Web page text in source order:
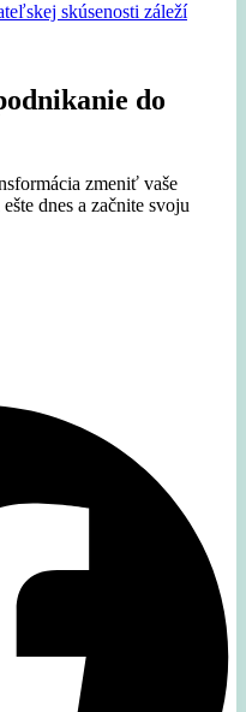
skúsenosti záleží
do
zmeniť vaše
dnes a začnite svoju